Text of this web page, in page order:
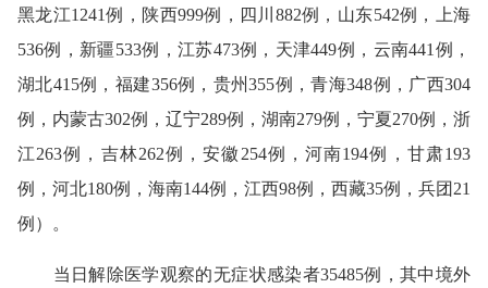
黑龙江1241例，陕西999例，四川882例，山东542例，上海
536例，新疆533例，江苏473例，天津449例，云南441例，
湖北415例，福建356例，贵州355例，青海348例，广西304
例，内蒙古302例，辽宁289例，湖南279例，宁夏270例，浙
江263例，吉林262例，安徽254例，河南194例，甘肃193
例，河北180例，海南144例，江西98例，西藏35例，兵团21
例）。
当日解除医学观察的无症状感染者35485例，其中境外